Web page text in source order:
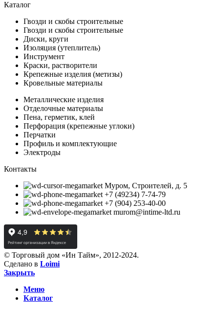
Каталог
Гвозди и скобы строительные
Гвозди и скобы строительные
Диски, круги
Изоляция (утеплитель)
Инструмент
Краски, растворители
Крепежные изделия (метизы)
Кровельные материалы
Металлические изделия
Отделочные материалы
Пена, герметик, клей
Перфорация (крепежные углоки)
Перчатки
Профиль и комплектующие
Электроды
Контакты
Муром, Строителей, д. 5
+7 (49234) 7-74-79
+7 (904) 253-40-00
murom@intime-ltd.ru
© Торговый дом «Ин Тайм», 2012-2024.
Сделано в Loimi
Закрыть
Меню
Каталог